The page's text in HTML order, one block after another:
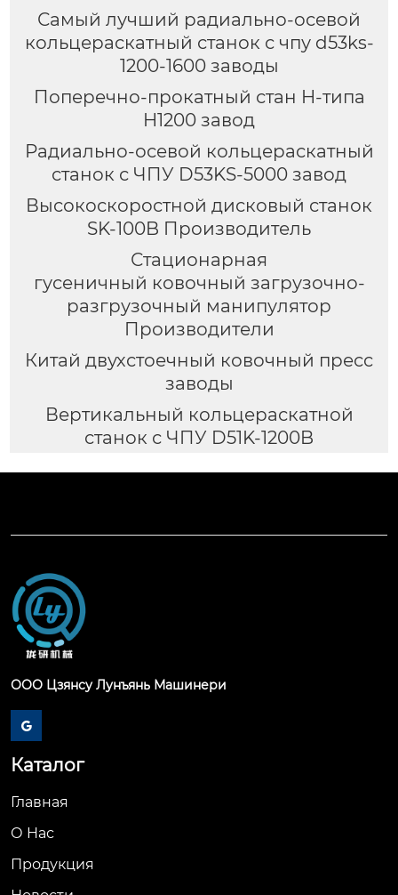
Самый лучший радиально-осевой
кольцераскатный станок с чпу d53ks-
1200-1600 заводы
Поперечно-прокатный стан H-типа
H1200 завод
Радиально-осевой кольцераскатный
станок с ЧПУ D53KS-5000 завод
Высокоскоростной дисковый станок
SK-100B Производитель
Стационарная
гусеничный ковочный загрузочно-
разгрузочный манипулятор
Производители
Китай двухстоечный ковочный пресс
заводы
Вертикальный кольцераскатной
станок с ЧПУ D51K-1200B
ООО Цзянсу Лунъянь Машинери

Каталог
Главная
О Hас
Продукция